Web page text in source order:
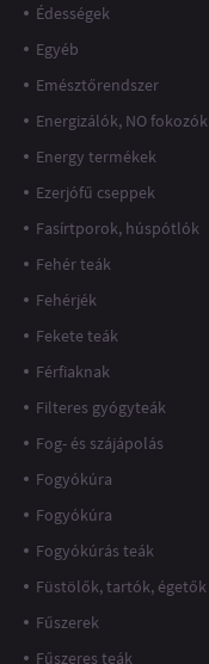
Édességek
Egyéb
Emésztőrendszer
Energizálók, NO fokozók
Energy termékek
Ezerjófű cseppek
Fasírtporok, húspótlók
Fehér teák
Fehérjék
Fekete teák
Férfiaknak
Filteres gyógyteák
Fog- és szájápolás
Fogyókúra
Fogyókúra
Fogyókúrás teák
Füstölők, tartók, égetők
Fűszerek
Fűszeres teák